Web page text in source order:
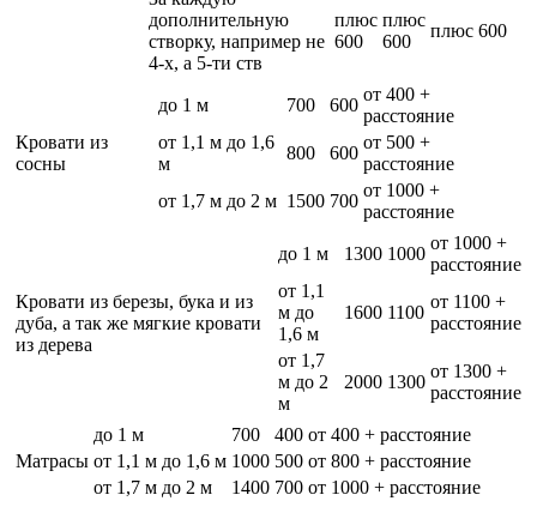
дополнительную
створку, например не
4-х, а 5-ти ств
плюс
600
плюс
600
плюс 600
Кровати из
сосны
до 1 м 700 600
от 400 +
расстояние
от 1,1 м до 1,6
м
800 600
от 500 +
расстояние
от 1,7 м до 2 м 1500 700
от 1000 +
расстояние
Кровати из березы, бука и из
дуба, а так же мягкие кровати
из дерева
до 1 м 1300 1000
от 1000 +
расстояние
от 1,1
м до
1,6 м
1600 1100
от 1100 +
расстояние
от 1,7
м до 2
м
2000 1300
от 1300 +
расстояние
Матрасы
до 1 м 700 400 от 400 + расстояние
от 1,1 м до 1,6 м 1000 500 от 800 + расстояние
от 1,7 м до 2 м
1400 700 от 1000 + расстояние